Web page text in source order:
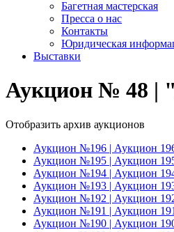
Багетная мастерская
Пресса о нас
Контакты
Юридическая
Выставки
Аукцион № 48 |
Отобразить архив аукционов
Аукцион №196 | Аукцион
Аукцион №195 | Аукцион
Аукцион №194 | Аукцион
Аукцион №193 | Аукцион
Аукцион №192 | Аукцион
Аукцион №191 | Аукцион
Аукцион №190 | Аукцион